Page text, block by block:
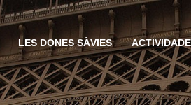
LES DONES SÀVIES